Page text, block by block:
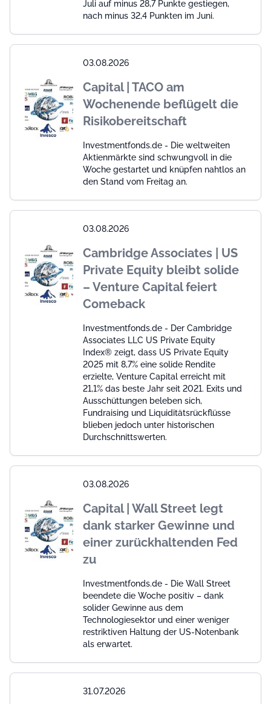
Juli auf minus 28,7 Punkte gestiegen,
nach minus 32,4 Punkten im Juni.
03.08.2026
Capital | TACO am
Wochenende beflügelt die
Risikobereitschaft
Investmentfonds.de - Die weltweiten
Aktienmärkte sind schwungvoll in die
Woche gestartet und knüpfen nahtlos an
den Stand vom Freitag an.
03.08.2026
Cambridge Associates | US
Private Equity bleibt solide
– Venture Capital feiert
Comeback
Investmentfonds.de - Der Cambridge
Associates LLC US Private Equity
Index® zeigt, dass US Private Equity
2025 mit 8,7% eine solide Rendite
erzielte, Venture Capital erreicht mit
21,1% das beste Jahr seit 2021. Exits und
Ausschüttungen beleben sich,
Fundraising und Liquiditätsrückflüsse
blieben jedoch unter historischen
Durchschnittswerten.
03.08.2026
Capital | Wall Street legt
dank starker Gewinne und
einer zurückhaltenden Fed
zu
Investmentfonds.de - Die Wall Street
beendete die Woche positiv – dank
solider Gewinne aus dem
Technologiesektor und einer weniger
restriktiven Haltung der US-Notenbank
als erwartet.
31.07.2026